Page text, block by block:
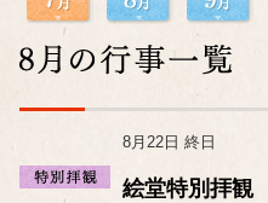
8月22日 終日
絵堂特別拝観